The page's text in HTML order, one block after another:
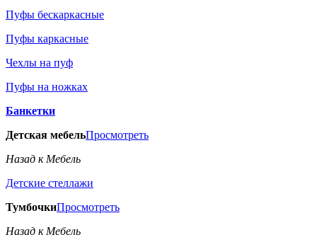
Пуфы бескаркасные
Пуфы каркасные
Чехлы на пуф
Пуфы на ножках
Банкетки
Детская мебельПросмотреть
Назад к Мебель
Детские стеллажи
ТумбочкиПросмотреть
Назад к Мебель